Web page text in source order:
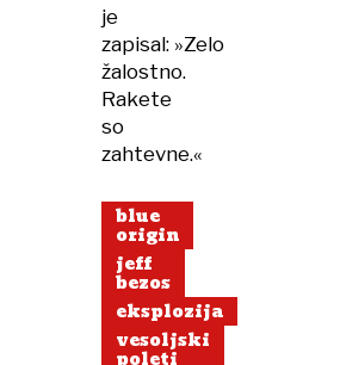
je
zapisal: »Zelo
žalostno.
Rakete
so
zahtevne.«
blue
origin
jeff
bezos
eksplozija
vesoljski
poleti